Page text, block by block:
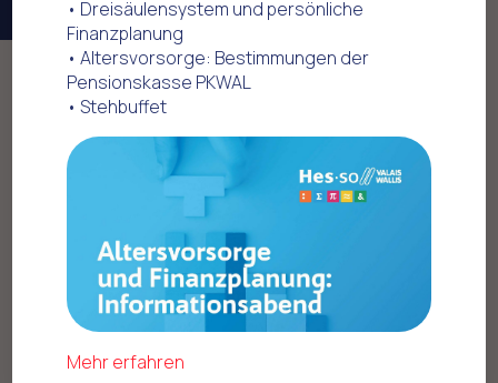
Home
Offres commerciales
• Dreisäulensystem und persönliche
Finanzplanung
• Altersvorsorge: Bestimmungen der
Pensionskasse PKWAL
• Stehbuffet
Mehr erfahren